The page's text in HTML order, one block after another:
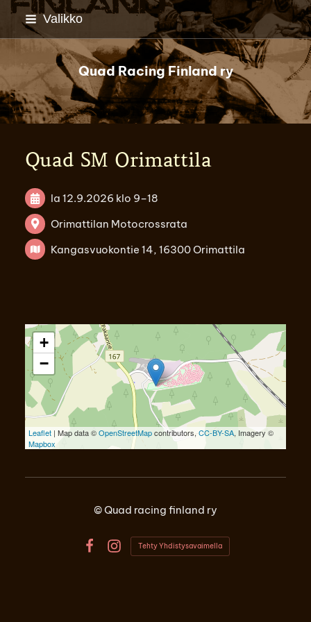
Siirry
sivun
sisältöön
Valikko
Quad Racing Finland ry
Quad SM Orimattila
la 12.9.2026 klo 9–18
Orimattilan Motocrossrata
Kangasvuokontie 14, 16300 Orimattila
+
−
Leaflet| Map data ©OpenStreetMapcontributors,CC-BY-SA, Imagery ©
Mapbox
©Quad racing finland ry
Tehty Yhdistysavaimella